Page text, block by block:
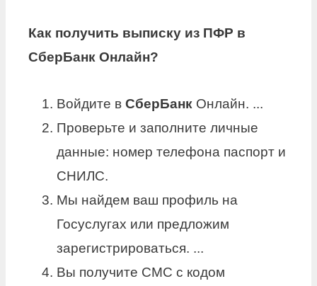
Как получить выписку из ПФР в
СберБанк Онлайн?
Войдите в СберБанк Онлайн. ...
Проверьте и заполните личные
данные: номер телефона паспорт и
СНИЛС.
Мы найдем ваш профиль на
Госуслугах или предложим
зарегистрироваться. ...
Вы получите СМС с кодом